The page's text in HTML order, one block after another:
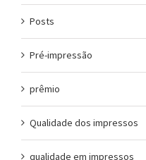
Posts
Pré-impressão
prêmio
Qualidade dos impressos
qualidade em impressos